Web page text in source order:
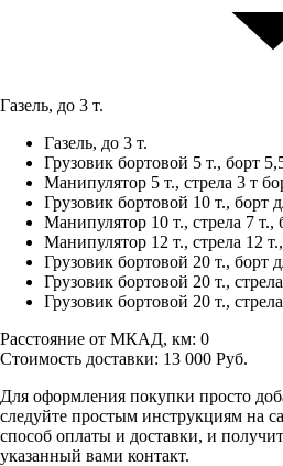
Газель, до 3 т.
Газель, до 3 т.
Грузовик бортовой 5 т., борт
Манипулятор 5 т., стрела 3 т
Грузовик бортовой 10 т., борт
Манипулятор 10 т., стрела 7 т.,
Манипулятор 12 т., стрела 12
Грузовик бортовой 20 т., борт
Грузовик бортовой 20 т.,
Грузовик бортовой 20 т.,
Расстояние от МКАД, км: 0
Стоимость доставки: 13 000 Руб.
Для оформления покупки просто
следуйте простым инструкциям на
способ оплаты и доставки, и
указанный вами контакт.